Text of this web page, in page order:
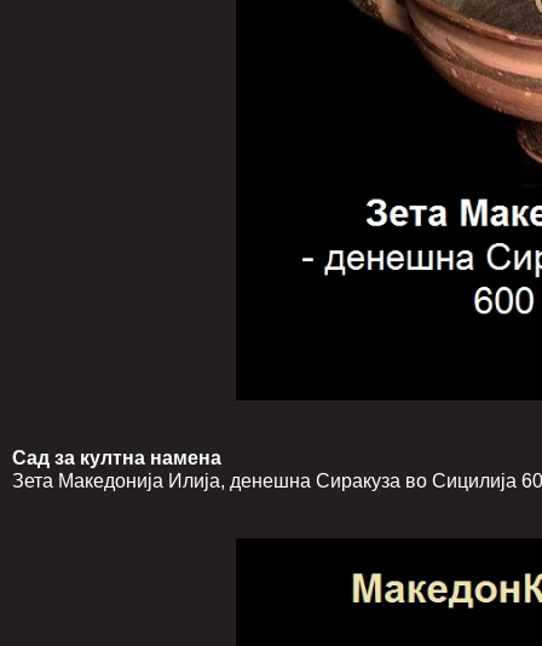
Сад за култна намена
Зета Македонија Илија, денешна Сиракуза во Сицилија